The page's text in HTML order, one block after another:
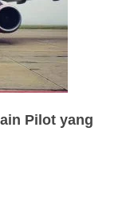
Pilot yang